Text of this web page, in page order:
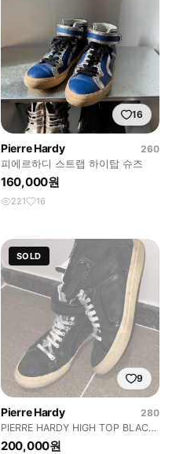
16
Pierre Hardy
260
피에르하디 스트랩 하이탑 슈즈
160,000원
221 16
SOLD
9
Pierre Hardy
280
PIERRE HARDY HIGH TOP BLACK
(GD 착용 모델)
200,000원